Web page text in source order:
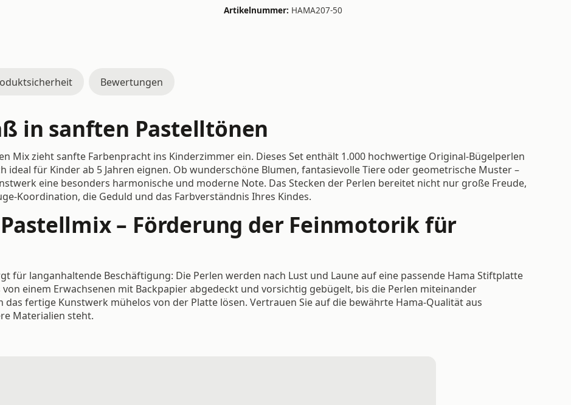
Artikelnummer: HAMA207-50
Bewertungen
in sanften Pastelltönen
Mix zieht sanfte Farbenpracht ins Kinderzimmer ein. Dieses Set enthält 1.000 hochwertige Original-Bügelperlen
ideal für Kinder ab 5 Jahren eignen. Ob wunderschöne Blumen, fantasievolle Tiere oder geometrische Muster –
eine besonders harmonische und moderne Note. Das Stecken der Perlen bereitet nicht nur große Freude,
Koordination, die Geduld und das Farbverständnis Ihres Kindes.
– Förderung der Feinmotorik für
für langanhaltende Beschäftigung: Die Perlen werden nach Lust und Laune auf eine passende Hama Stiftplatte
einem Erwachsenen mit Backpapier abgedeckt und vorsichtig gebügelt, bis die Perlen miteinander
das fertige Kunstwerk mühelos von der Platte lösen. Vertrauen Sie auf die bewährte Hama-Qualität aus
Materialien steht.